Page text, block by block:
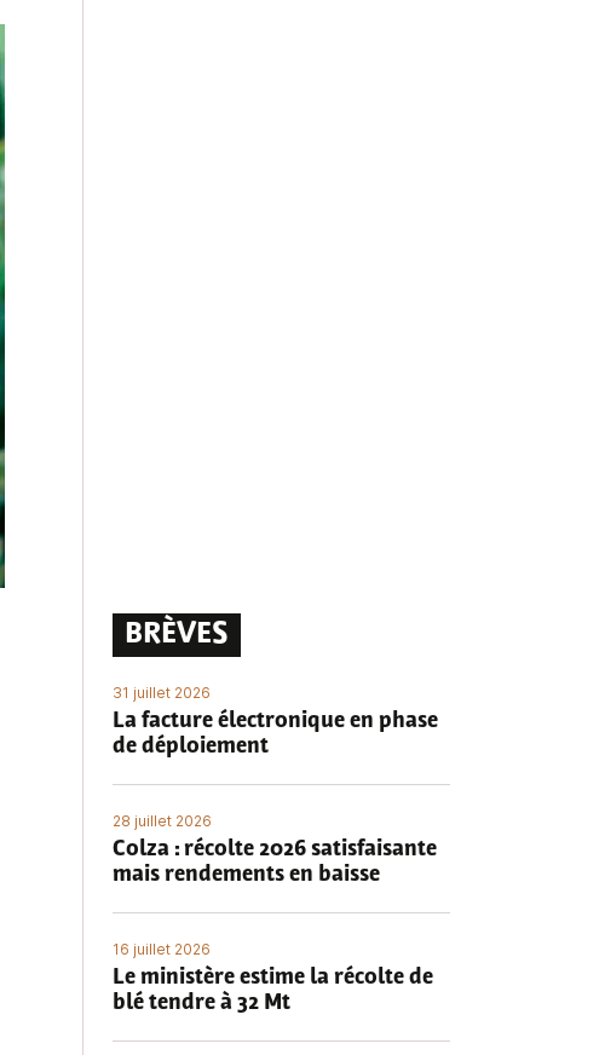
BRÈVES
31 juillet 2026
La facture électronique en phase
de déploiement
28 juillet 2026
Colza : récolte 2026 satisfaisante
mais rendements en baisse
16 juillet 2026
Le ministère estime la récolte de
blé tendre à 32 Mt